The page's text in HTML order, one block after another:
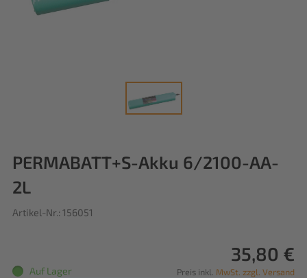
PERMABATT+S-Akku 6/2100-AA-
2L
Artikel-Nr.: 156051
35,80 €
Preis inkl. MwSt. zzgl. Versand
Auf Lager